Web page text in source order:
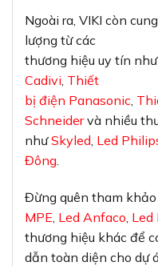
Ngoài ra, VIKI còn
lượng từ các
thương hiệu uy tín như
Cadivi, Thiết
bị điện Panasonic,
Schneidervà nhiều
nhưSkyled, Led
Đông.
Đừng quên tham
MPE Led Anfaco Led
thương hiệu khác để
dẫn toàn diện cho dự